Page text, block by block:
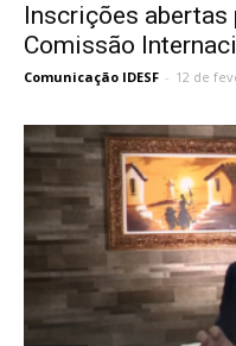
Inscrições abertas
Comissão
Comunicação IDESF - 12 de